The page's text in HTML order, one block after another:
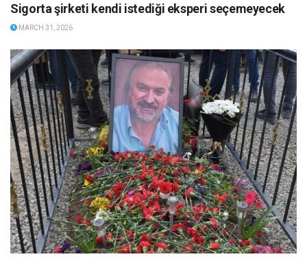
Sigorta şirketi kendi istediği eksperi seçemeyecek
MARCH 31, 2026